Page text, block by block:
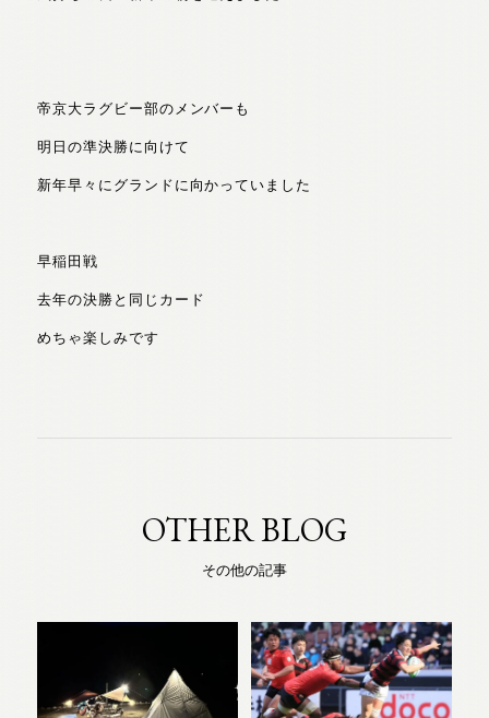
帝京大ラグビー部のメンバーも
明日の準決勝に向けて
新年早々にグランドに向かっていました
早稲田戦
去年の決勝と同じカード
めちゃ楽しみです
OTHER BLOG
その他の記事